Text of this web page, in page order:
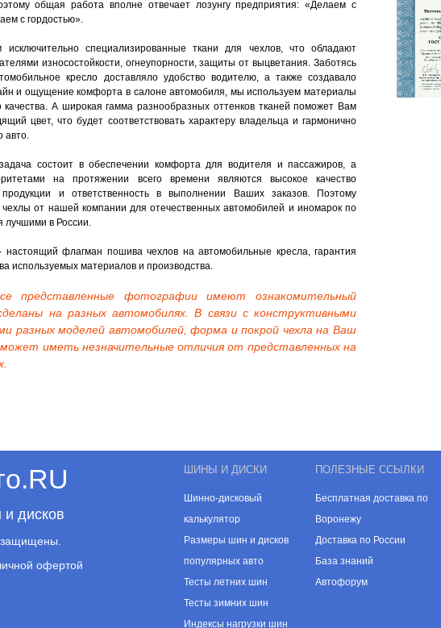
общая работа вполне отвечает лозунгу предприятия: «Делаем с
с гордостью».
исключительно специализированные ткани для чехлов, что обладают
износостойкости, огнеупорности, защиты от выцветания. Заботясь
кресло доставляло удобство водителю, а также создавало
и ощущение комфорта в салоне автомобиля, мы используем материалы
качества. А широкая гамма разнообразных оттенков тканей поможет Вам
цвет, что будет соответствовать характеру владельца и гармонично
авто.
состоит в обеспечении комфорта для водителя и пассажиров, а
на протяжении всего времени являются высокое качество
продукции и ответственность в выполнении Ваших заказов. Поэтому
от нашей компании для отечественных автомобилей и иномарок по
лучшими в России.
флагман пошива чехлов на автомобильные кресла, гарантия
используемых материалов и производства.
представленные фотографии имеют ознакомительный
на разных автомобилях. В связи с конструктивными
разных моделей автомобилей, форма и покрой чехла на Ваш
иметь незначительные отличия от представленных на
и дисков
офертой
ШИНЫ И ДИСКИ
Шинно-дисковый
калькулятор
Размеры шин и дисков
популярных авто
Тесты летних шин
Тесты зимних шин
Индексы нагрузки шин
ПОЛЕЗНЫЕ ССЫЛКИ
Бесплатная доставка по
Воронежу
Доставка по России
База знаний
Автофорум